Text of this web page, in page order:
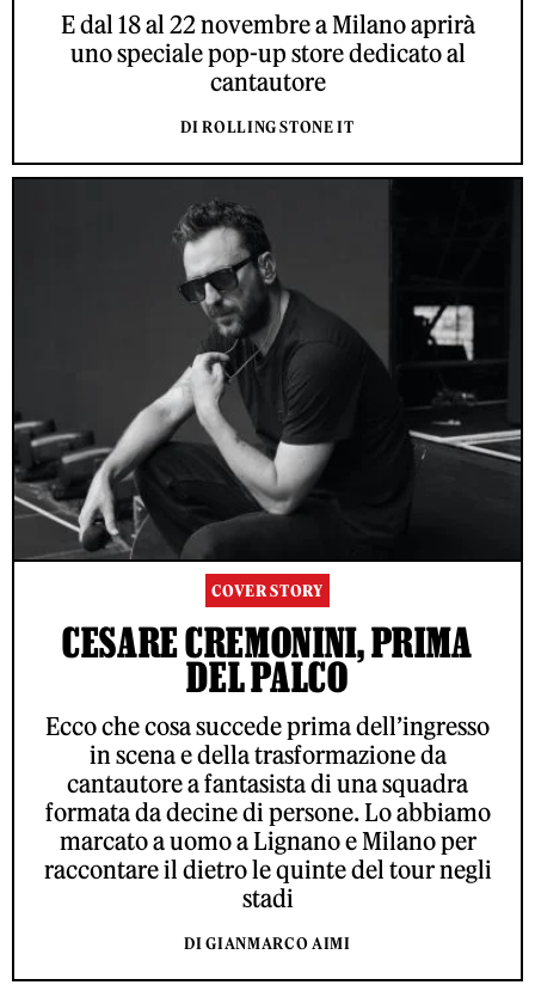
E dal 18 al 22 novembre a Milano aprirà
uno speciale pop-up store dedicato al
cantautore
DI ROLLING STONE IT
COVER STORY
CESARE CREMONINI, PRIMA
DEL PALCO
Ecco che cosa succede prima dell’ingresso
in scena e della trasformazione da
cantautore a fantasista di una squadra
formata da decine di persone. Lo abbiamo
marcato a uomo a Lignano e Milano per
raccontare il dietro le quinte del tour negli
stadi
DI GIANMARCO AIMI